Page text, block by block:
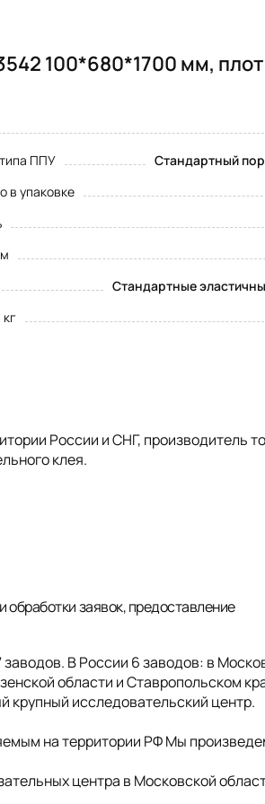
100*680*1700 мм,
ППУ
Стандартный
в упаковке
Стандартные
России и СНГ, производитель
клея.
заявок, предоставление
В России 6 заводов: в
области и Ставропольском
крупный исследовательский центр.
на территории РФ Мы
центра в Московской